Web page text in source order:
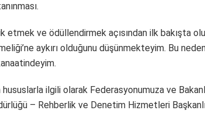
etmek ve ödüllendirmek açısından ilk bakışta
aykırı olduğunu düşünmekteyim. Bu
ilgili olarak Federasyonumuza ve
– Rehberlik ve Denetim Hizmetleri